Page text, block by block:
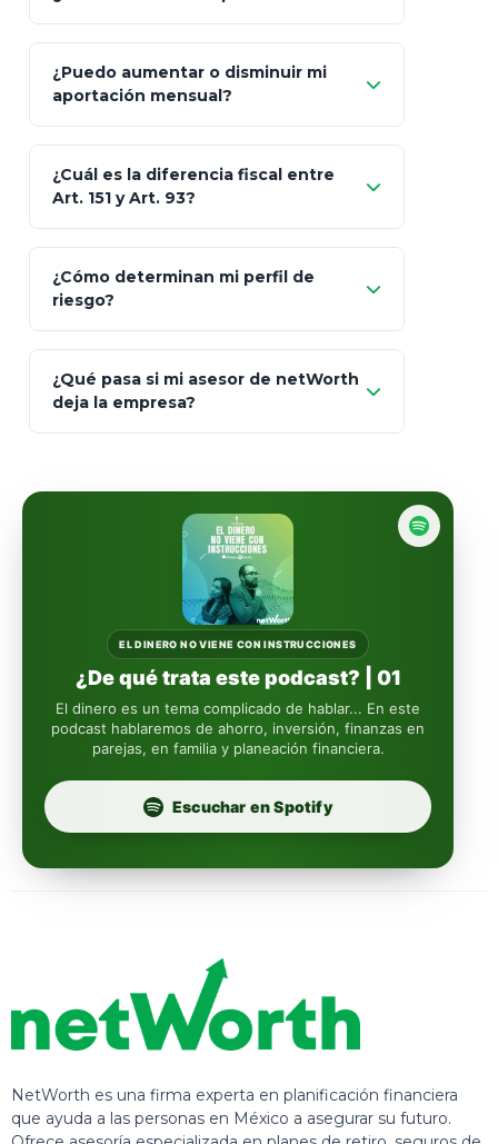
NetWorth es una firma experta en planificación financiera
que ayuda a las personas en México a asegurar su futuro.
GNP (Proyecta)
Seguros Monterrey
Skandia (Crea)
MetLife (MetaLife)
Prudential
Fintual
Principal
Sura
Insignia Life
Profuturo
¿Puedo aumentar o disminuir mi
aportación mensual?
¿Cuál es la diferencia fiscal entre
Art. 151 y Art. 93?
Art.
93
totalmente
libres de impuestos
¿Cómo determinan mi perfil de
riesgo?
¿Qué pasa si mi asesor de netWorth
deja la empresa?
automáticamente
EL DINERO NO VIENE CON INSTRUCCIONES
¿De qué trata este podcast? | 01
El dinero es un tema complicado de hablar... En este
podcast hablaremos de ahorro, inversión, finanzas en
parejas, en familia y planeación financiera.
Escuchar en Spotify